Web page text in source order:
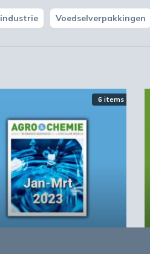
Voedselverpakkingen
6 items